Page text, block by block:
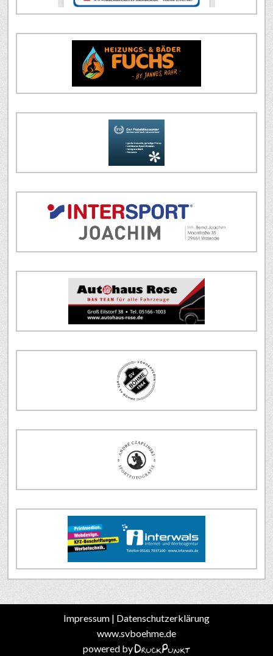
Impressum | Datenschutzerklärung
www.svboehme.de
powered by